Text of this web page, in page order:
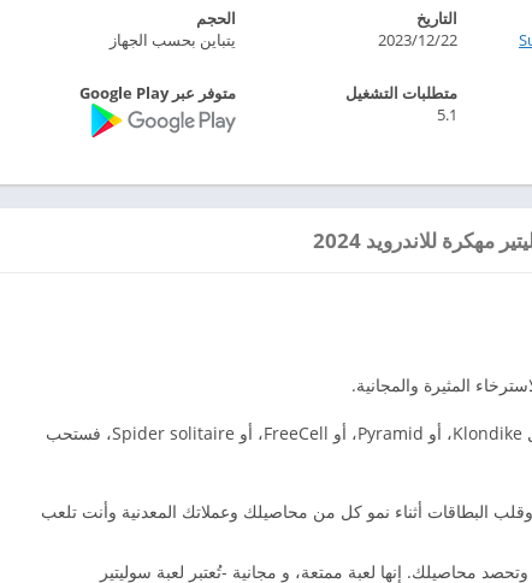
التاريخ
2023/12/22
الحجم
يتباين بحسب الجهاز
متطلبات التشغيل
5.1
متوفر عبر Google Play
للاندرويد 2024
المثيرة والمجانية.
إذا كنت تحب ألعاب السوليتير الكلاسيكية المجانية مثل Klondike، أو Pyramid، أو FreeCell، أو Spider solitaire، فستحب
البطاقات أثناء نمو كل من محاصيلك وعملاتك المعدنية وأنت تلعب
إنها لعبة ممتعة، و مجانية -تُعتبر لعبة سوليتير